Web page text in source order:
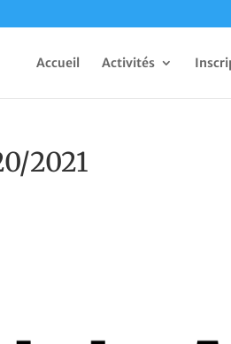
Accueil Activités
2021